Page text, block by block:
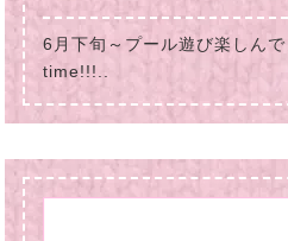
6月下旬～プール遊び楽しん
time!!!..